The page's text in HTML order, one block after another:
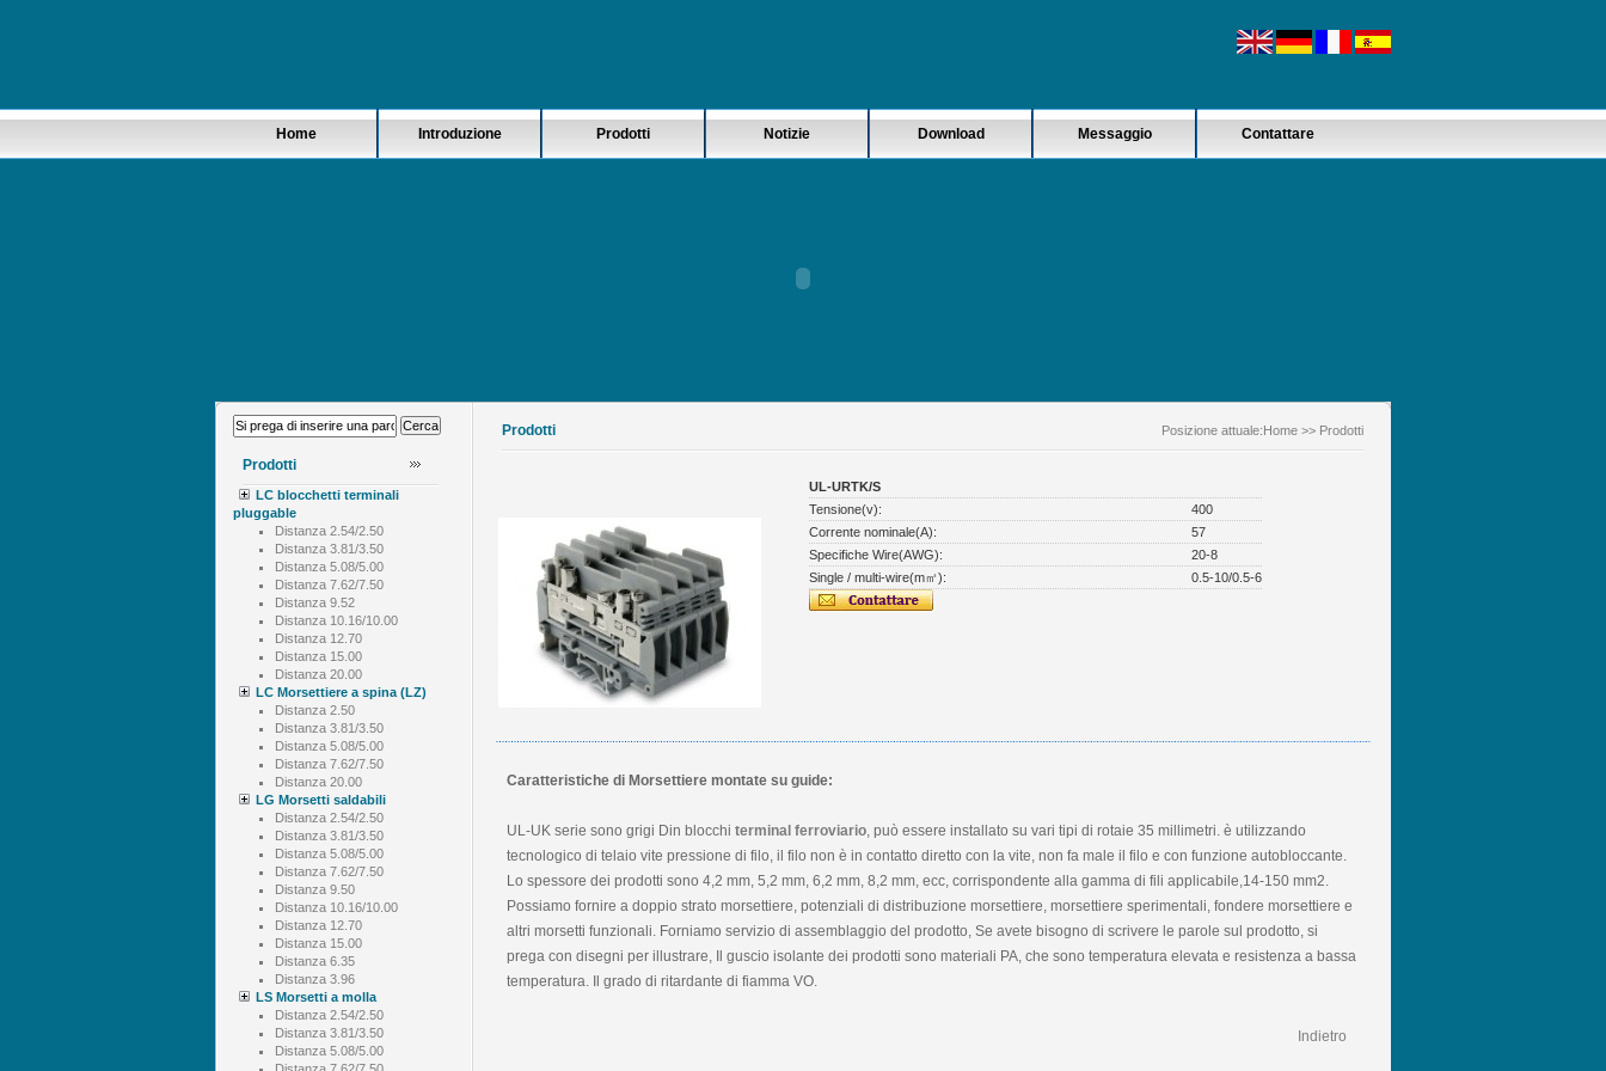
Home Introduzione Prodotti Notizie Download Messaggio Contattare
Prodotti
LC blocchetti terminali
pluggable
Distanza 2.54/2.50
Distanza 3.81/3.50
Distanza 5.08/5.00
Distanza 7.62/7.50
Distanza 9.52
Distanza 10.16/10.00
Distanza 12.70
Distanza 15.00
Distanza 20.00
LC Morsettiere a spina (LZ)
Distanza 2.50
Distanza 3.81/3.50
Distanza 5.08/5.00
Distanza 7.62/7.50
Distanza 20.00
LG Morsetti saldabili
Distanza 2.54/2.50
Distanza 3.81/3.50
Distanza 5.08/5.00
Distanza 7.62/7.50
Distanza 9.50
Distanza 10.16/10.00
Distanza 12.70
Distanza 15.00
Distanza 6.35
Distanza 3.96
LS Morsetti a molla
Distanza 2.54/2.50
Distanza 3.81/3.50
Distanza 5.08/5.00
Prodotti Posizione attuale:Home >> Prodotti
UL-URTK/S
Tensione(v):
400
Corrente nominale(A):
57
Specifiche Wire(AWG):
20-8
Single / multi-wire(m㎡):
0.5-10/0.5-6
Caratteristiche di Morsettiere montate su guide:
UL-UK serie sono grigi Din blocchi terminal ferroviario, può essere installato su vari tipi di rotaie 35 millimetri. è utilizzando
tecnologico di telaio vite pressione di filo, il filo non è in contatto diretto con la vite, non fa male il filo e con funzione autobloccante.
Lo spessore dei prodotti sono 4,2 mm, 5,2 mm, 6,2 mm, 8,2 mm, ecc, corrispondente alla gamma di fili applicabile,14-150 mm2.
Possiamo fornire a doppio strato morsettiere, potenziali di distribuzione morsettiere, morsettiere sperimentali, fondere morsettiere e
altri morsetti funzionali. Forniamo servizio di assemblaggio del prodotto, Se avete bisogno di scrivere le parole sul prodotto, si
prega con disegni per illustrare, Il guscio isolante dei prodotti sono materiali PA, che sono temperatura elevata e resistenza a bassa
temperatura. Il grado di ritardante di fiamma VO.
Indietro